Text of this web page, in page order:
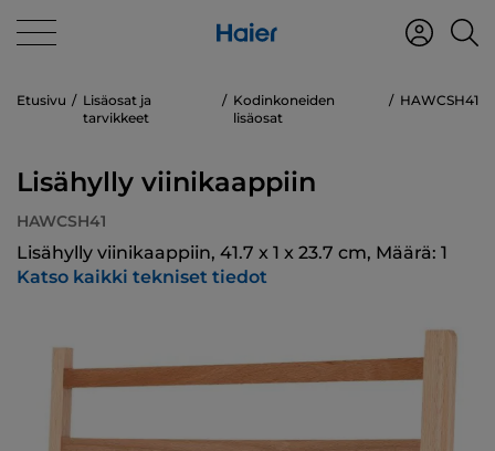
Etusivu
Lisäosat ja
tarvikkeet
Kodinkoneiden
lisäosat
HAWCSH41
Lisähylly viinikaappiin
HAWCSH41
Lisähylly viinikaappiin, 41.7 x 1 x 23.7 cm, Määrä: 1
Katso kaikki tekniset tiedot